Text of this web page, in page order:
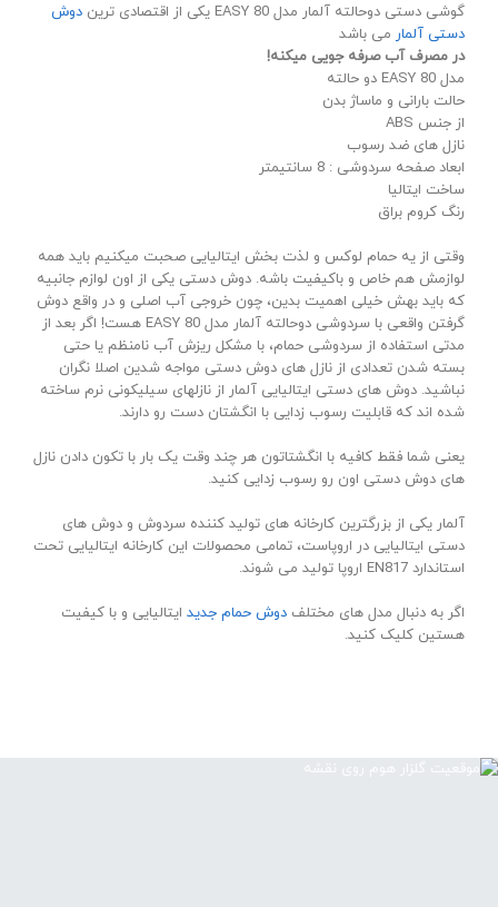
گوشی دستی دوحالته آلمار مدل EASY 80 یکی از اقتصادی ترین
دوش
دستی آلمار می باشد
در مصرف آب صرفه جویی میکنه!
مدل EASY 80 دو حالته
حالت بارانی و ماساژ بدن
از جنس ABS
نازل های ضد رسوب
ابعاد صفحه سردوشی : 8 سانتیمتر
ساخت ایتالیا
رنگ کروم براق
وقتی از یه حمام لوکس و لذت بخش ایتالیایی صحبت میکنیم باید همه
لوازمش هم خاص و باکیفیت باشه. دوش دستی یکی از اون لوازم جانبیه
که باید بهش خیلی اهمیت بدین، چون خروجی آب اصلی و در واقع دوش
گرفتن واقعی با سردوشی دوحالته آلمار مدل EASY 80 هست! اگر بعد از
مدتی استفاده از سردوشی حمام، با مشکل ریزش آب نامنظم یا حتی
بسته شدن تعدادی از نازل های دوش دستی مواجه شدین اصلا نگران
نباشید. دوش های دستی ایتالیایی آلمار از نازلهای سیلیکونی نرم ساخته
شده اند که قابلیت رسوب زدایی با انگشتان دست رو دارند.
یعنی شما فقط کافیه با انگشتاتون هر چند وقت یک بار با تکون دادن نازل
های دوش دستی اون رو رسوب زدایی کنید.
آلمار یکی از بزرگترین کارخانه های تولید کننده سردوش و دوش های
دستی ایتالیایی در اروپاست، تمامی محصولات این کارخانه ایتالیایی تحت
استاندارد EN817 اروپا تولید می شوند.
اگر به دنبال مدل های مختلف دوش حمام جدید ایتالیایی و با کیفیت
هستین کلیک کنید.